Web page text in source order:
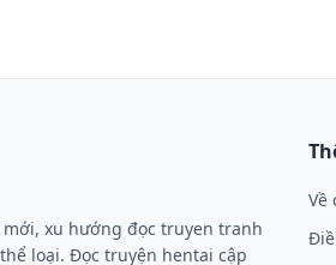
xu hướng đọc truyen tranh
loại. Đọc truyện hentai cập
Về